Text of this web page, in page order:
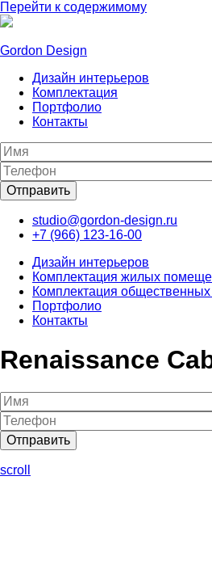
Перейти к содержимому
Gordon Design
Дизайн интерьеров
Комплектация
Портфолио
Контакты
studio@gordon-design.ru
+7 (966) 123-16-00
Дизайн интерьеров
Комплектация жилых
Комплектация
Портфолио
Контакты
Renaissance
scroll